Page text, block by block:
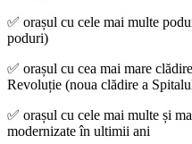
✅ orașul cu cele mai multe
poduri)
✅ orașul cu cea mai mare
Revoluție (noua clădire a
✅ orașul cu cele mai multe și
modernizate în ultimii ani